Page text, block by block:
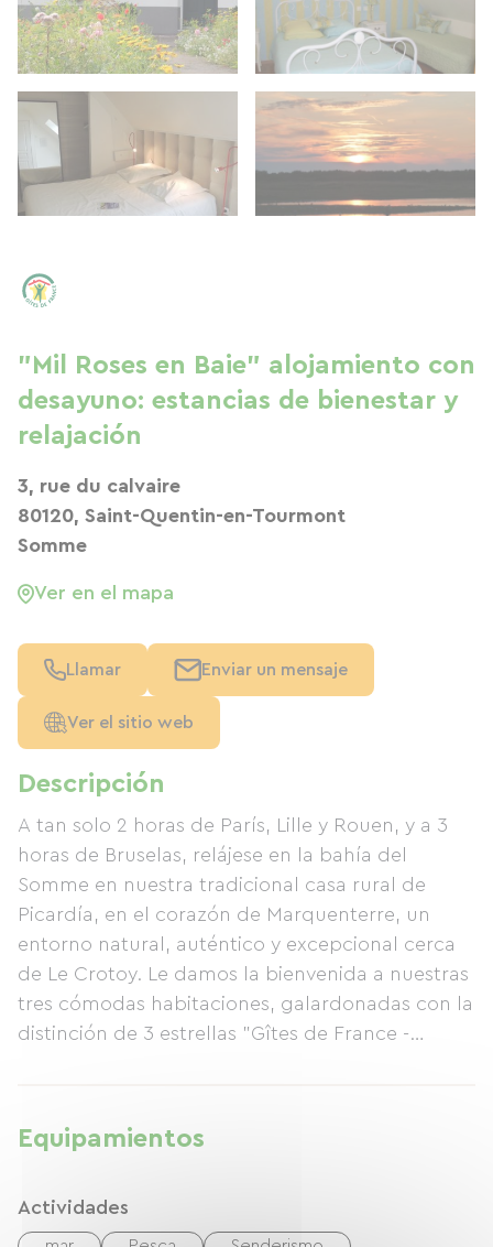
Descripción
A tan solo 2 horas de París, Lille y Rouen, y a 3
horas de Bruselas, relájese en la bahía del
Somme en nuestra tradicional casa rural de
Picardía, en el corazón de Marquenterre, un
entorno natural, auténtico y excepcional cerca
de Le Crotoy. Le damos la bienvenida a nuestras
tres cómodas habitaciones, galardonadas con la
distinción de 3 estrellas "Gîtes de France -
estamos muy cerca del centro ecuestre. Gracias
a la docilidad de nuestros caballos Henson,
experimentado, podrá galopar por los senderos
que serpentean entre bosques y dunas. Los más
Equipamientos
Actividades
"Mil Roses en Baie" alojamiento con
desayuno: estancias de bienestar y
relajación
3, rue du calvaire
80120, Saint-Quentin-en-Tourmont
Somme
Ver en el mapa
Llamar Enviar un mensaje
Ver el sitio web